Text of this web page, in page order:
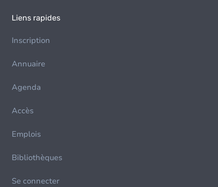
Liens rapides
Inscription
Annuaire
Agenda
Accès
Emplois
Bibliothèques
Se connecter